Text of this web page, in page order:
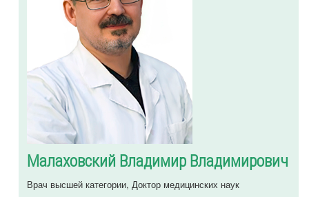
Малаховский Владимир Владимирович
Врач высшей категории, Доктор медицинских наук